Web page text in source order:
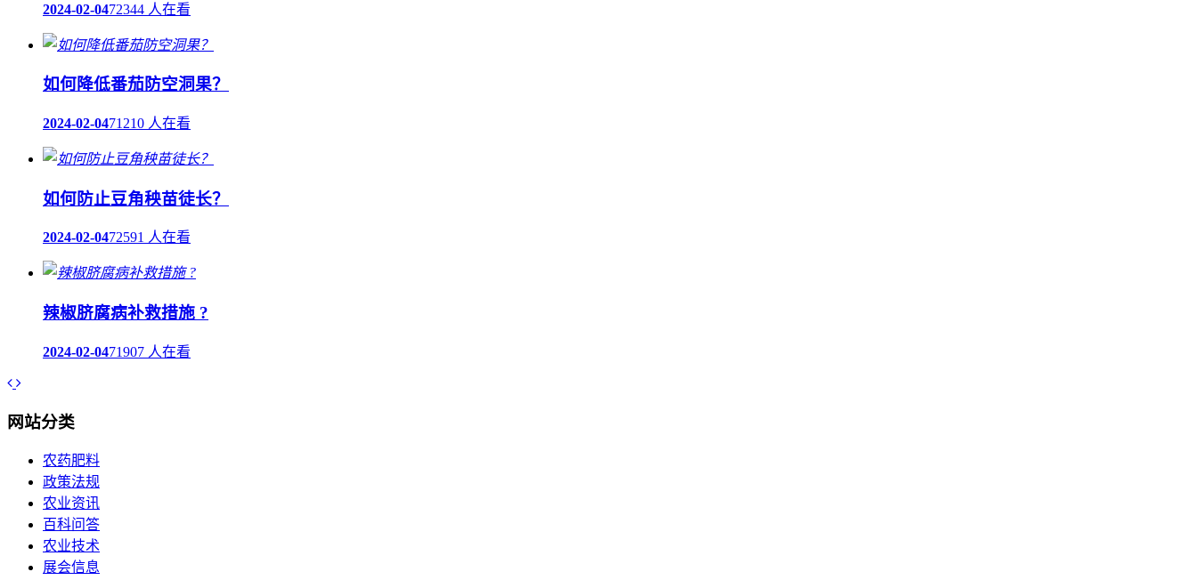
2024-02-0472344 人在看
如何降低番茄防空洞果？
2024-02-0471210 人在看
如何防止豆角秧苗徒长？
2024-02-0472591 人在看
辣椒脐腐病补救措施 ?
2024-02-0471907 人在看
网站分类
农药肥料
政策法规
农业资讯
百科问答
农业技术
展会信息